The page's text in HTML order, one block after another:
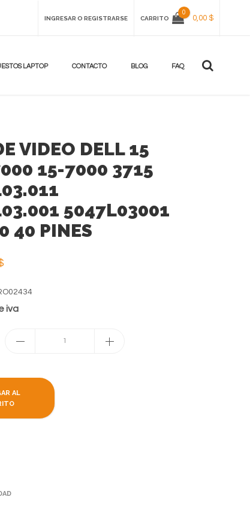
INGRESAR O REGISTRARSE CARRITO
0
0,00 $
LAPTOP CONTACTO BLOG FAQ
VIDEO DELL 15
15-7000 3715
5047L03001
40 PINES
iva
1
AL